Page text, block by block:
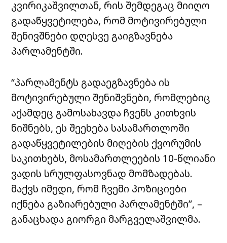
კვირიკაშვილთან, რის შემდეგაც მიიღო
გადაწყვეტილება, რომ მოტივირებული
შენივშნები დღესვე გაიგზავნება
პარლამენტში.
“პარლამენტს გადაეგზავნება ის
მოტივირებული შენიშვნები, რომლებიც
აქამდეც გამოსახავდა ჩვენს კითხვის
ნიშნებს, ეს შეეხება სასამართლოში
გადაწყვეტილების მიღების ქვორუმის
საკითხებს, მოსამართლეების 10-წლიანი
ვადის სრულფასოვნად მომზადებას.
მაქვს იმედი, რომ ჩვემი პოზიციები
იქნება გაზიარებული პარლამენტში”, –
განაცხადა გიორგი მარგველაშვილმა.